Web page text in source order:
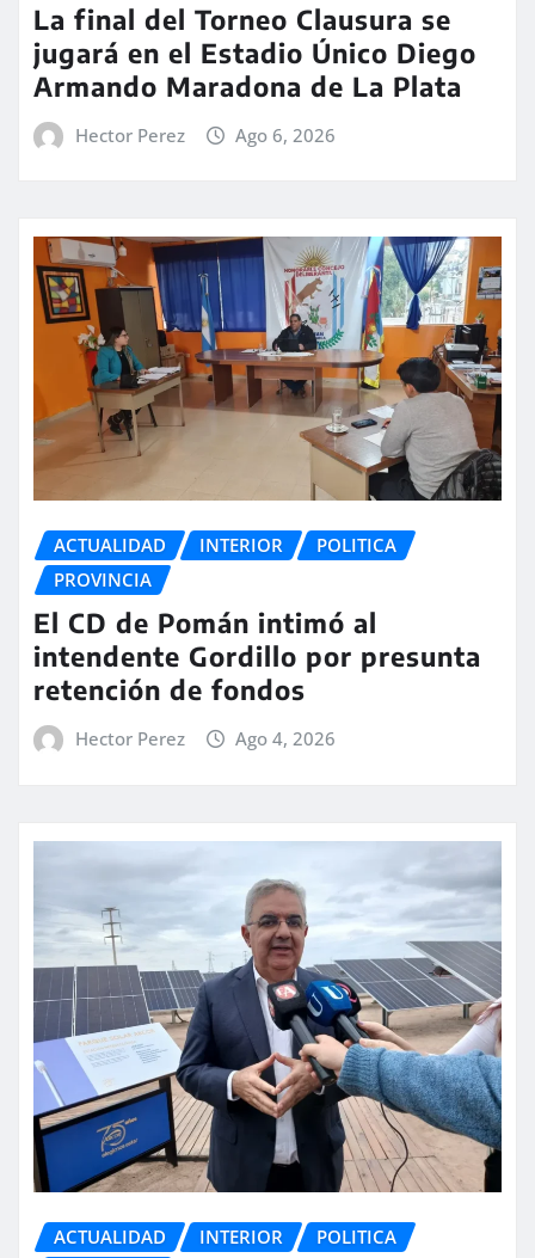
La final del Torneo Clausura se
jugará en el Estadio Único Diego
Armando Maradona de La Plata
Hector Perez Ago 6, 2026
ACTUALIDAD INTERIOR
POLITICA
PROVINCIA
El CD de Pomán intimó al
intendente Gordillo por presunta
retención de fondos
Hector Perez Ago 4, 2026
ACTUALIDAD INTERIOR
POLITICA